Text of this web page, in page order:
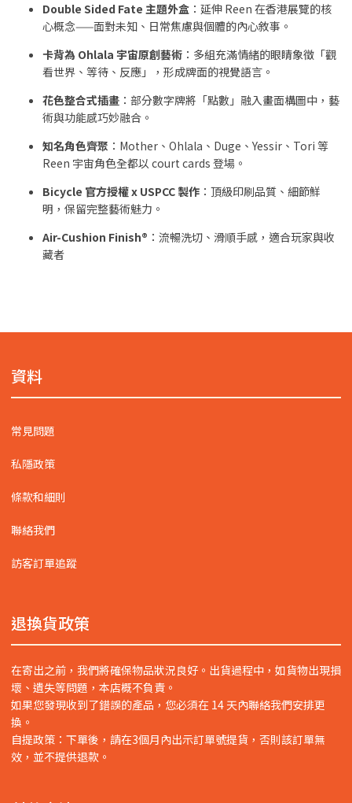
Double Sided Fate 主題外盒 ：延伸 Reen 在香港展覽的核
心概念——面對未知、日常焦慮與個體的內心敘事。
卡背為 Ohlala 宇宙原創藝術 ：多組充滿情緒的眼睛象徵「觀
看世界、等待、反應」，形成牌面的視覺語言。
花色整合式插畫 ：部分數字牌將「點數」融入畫面構圖中，藝
術與功能感巧妙融合。
知名角色齊聚 ：Mother、Ohlala、Duge、Yessir、Tori 等
Reen 宇宙角色全都以 court cards 登場。
Bicycle 官方授權 x USPCC 製作 ：頂級印刷品質、細節鮮
明，保留完整藝術魅力。
Air-Cushion Finish® ：流暢洗切、滑順手感，適合玩家與收
藏者
資料
常見問題
私隱政策
條款和細則
聯絡我們
訪客訂單追蹤
退換貨政策
在寄出之前，我們將確保物品狀況良好。出貨過程中，如貨物出現損
壞、遺失等問題，本店概不負責。
如果您發現收到了錯誤的產品，您必須在 14 天內聯絡我們安排更
換。
自提政策：下單後，請在3個月內出示訂單號提貨，否則該訂單無
效，並不提供退款。